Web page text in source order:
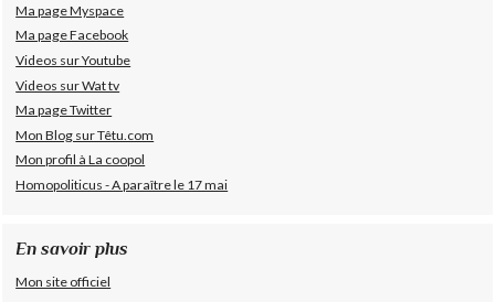
Ma page Myspace
Ma page Facebook
Videos sur Youtube
Videos sur Wat tv
Ma page Twitter
Mon Blog sur Têtu.com
Mon profil à La coopol
Homopoliticus - A paraître le 17 mai
En savoir plus
Mon site officiel